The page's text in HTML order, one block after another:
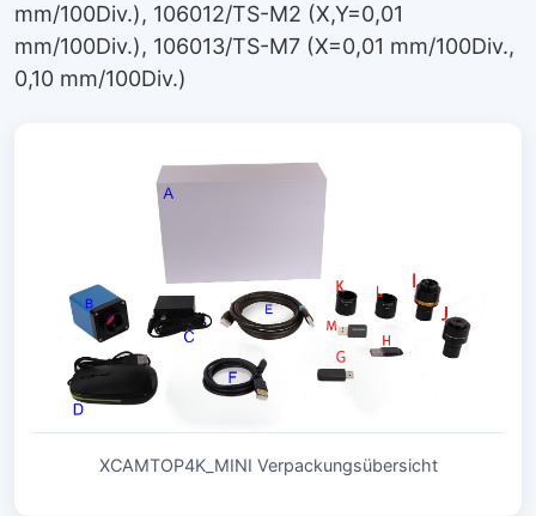
mm/100Div.), 106012/TS-M2 (X,Y=0,01
mm/100Div.), 106013/TS-M7 (X=0,01 mm/100Div.,
0,10 mm/100Div.)
XCAMTOP4K_MINI Verpackungsübersicht